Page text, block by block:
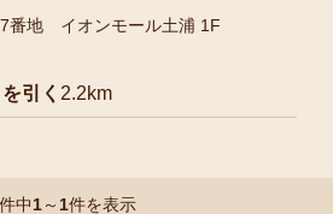
番地 イオンモール土浦 1F
引く 2.2km
件中1～1件を表示